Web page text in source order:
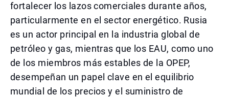
fortalecer los lazos comerciales durante años,
particularmente en el sector energético. Rusia
es un actor principal en la industria global de
petróleo y gas, mientras que los EAU, como uno
de los miembros más estables de la OPEP,
desempeñan un papel clave en el equilibrio
mundial de los precios y el suministro de